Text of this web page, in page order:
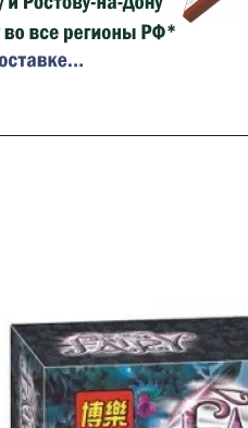
до 10%
100₽
за
и розыгрышах в нашейгруппе
акций и бонусов...